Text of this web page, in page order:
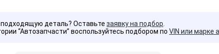
деталь? Оставьте заявку на подбор
“Автозапчасти” воспользуйтесь подбором по VIN или марке